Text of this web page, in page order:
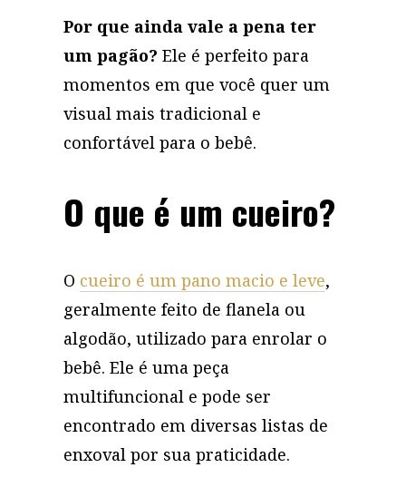
Por que ainda vale a pena ter
um pagão? Ele é perfeito para
momentos em que você quer um
visual mais tradicional e
confortável para o bebê.
O que é um cueiro?
O cueiro é um pano macio e leve,
geralmente feito de flanela ou
algodão, utilizado para enrolar o
bebê. Ele é uma peça
multifuncional e pode ser
encontrado em diversas listas de
enxoval por sua praticidade.